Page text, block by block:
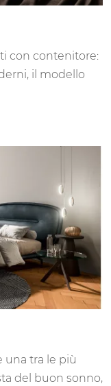
con contenitore:
il modello
una tra le più
del buon sonno,